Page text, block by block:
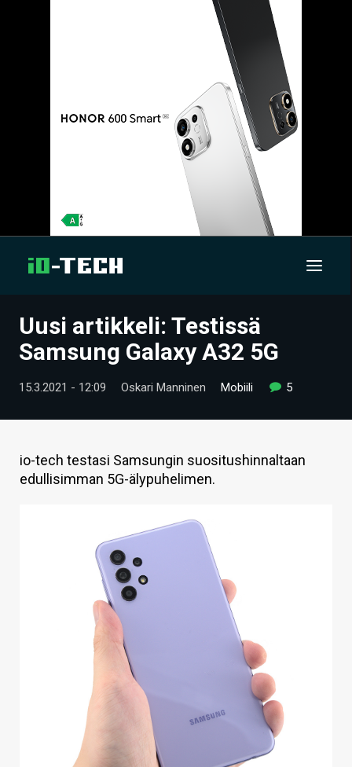
UUTISET
TIETOA
Uusi artikkeli: Testissä
Samsung Galaxy A32 5G
15.3.2021 - 12:09 Oskari Manninen Mobiili 5
io-tech testasi Samsungin suositushinnaltaan
edullisimman 5G-älypuhelimen.